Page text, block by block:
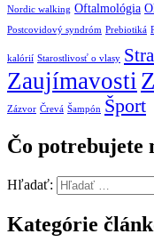
Nordic walking Oftalmológia
Postcovidový syndróm Prebiotiká
kalórií Starostlivosť o vlasy
Zaujímavosti
Zázvor Črevá Šampón Šport
Čo potrebujete
Hľadať:
Kategórie